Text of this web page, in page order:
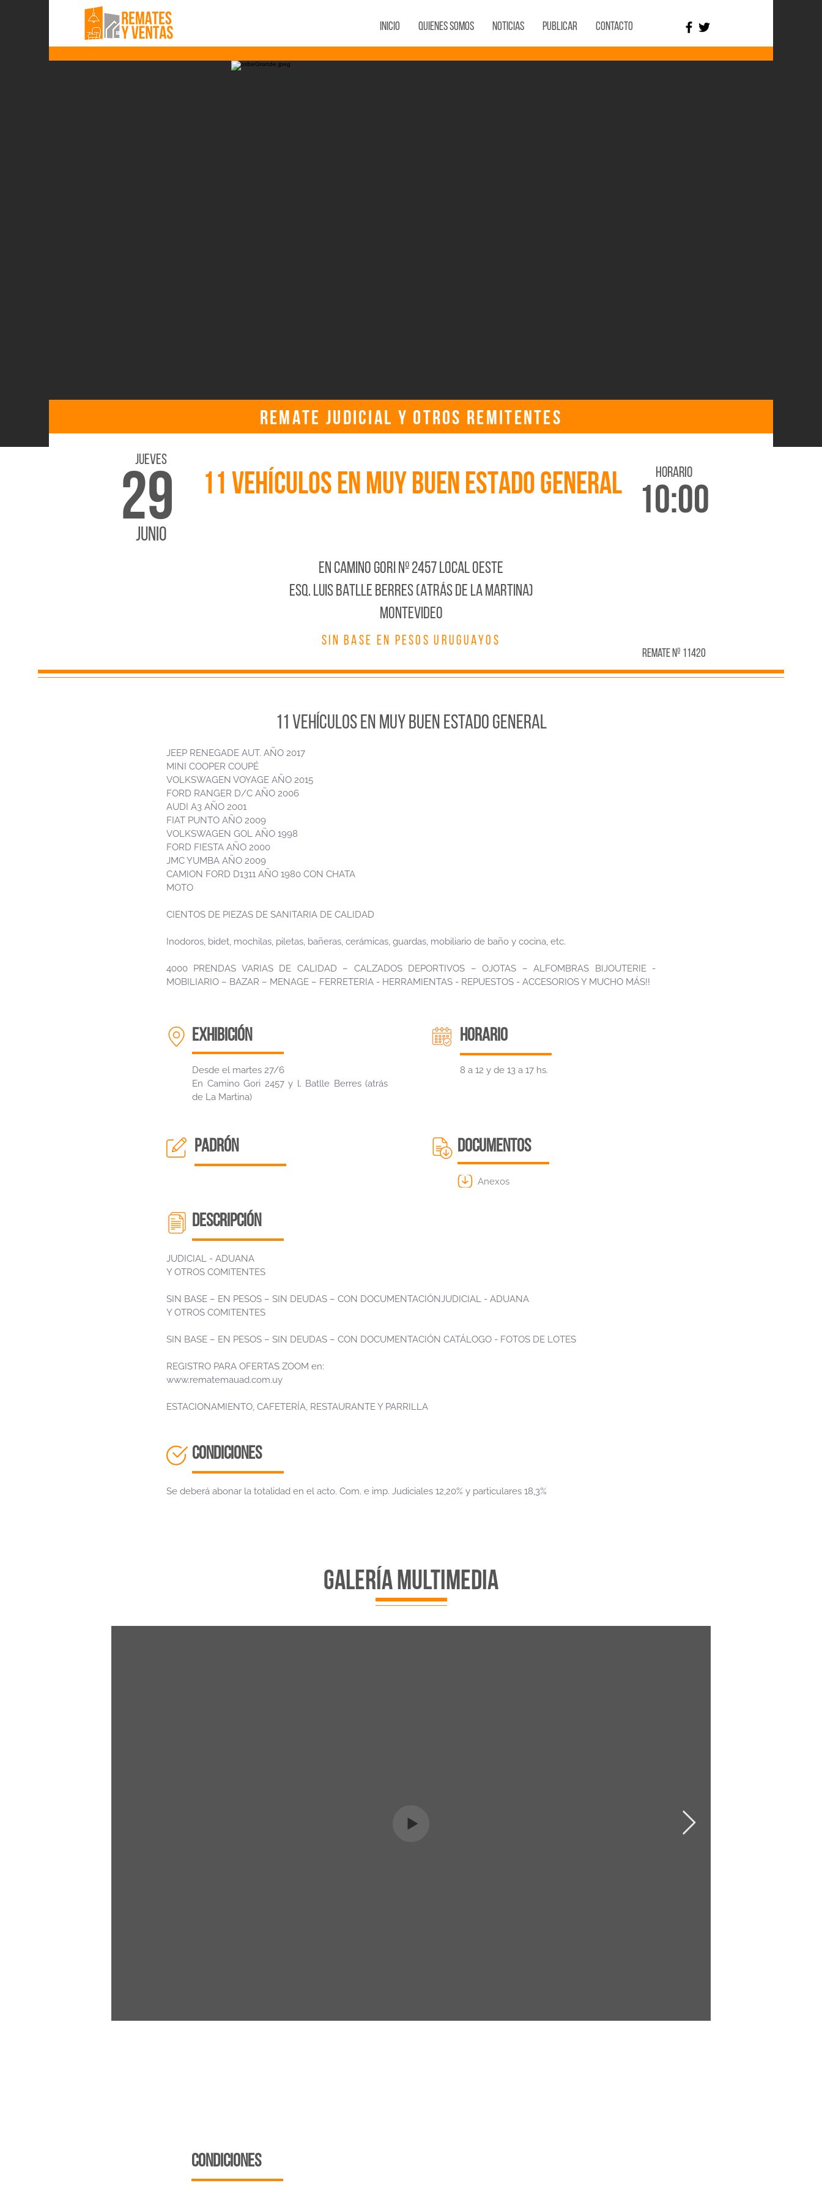
Inicio Quienes Somos Noticias Publicar Contacto
REMATE JUDICIAL Y OTROS REMITENTES
JUNIO
29
Jueves
11 VEHÍCULOS EN MUY BUEN ESTADO GENERAL horario
10:00
En CAMINO GORI Nº 2457 LOCAL OESTE
ESQ. LUIS BATLLE BERRES (ATRÁS DE LA MARTINA)
MONTEVIDEO
SIN BASE EN PESOS URUGUAYOS
Remate Nº 11420
11 VEHÍCULOS EN MUY BUEN ESTADO GENERAL
JEEP RENEGADE AUT. AÑO 2017
MINI COOPER COUPÉ
VOLKSWAGEN VOYAGE AÑO 2015
FORD RANGER D/C AÑO 2006
AUDI A3 AÑO 2001
FIAT PUNTO AÑO 2009
VOLKSWAGEN GOL AÑO 1998
FORD FIESTA AÑO 2000
JMC YUMBA AÑO 2009
CAMION FORD D1311 AÑO 1980 CON CHATA
MOTO
CIENTOS DE PIEZAS DE SANITARIA DE CALIDAD
Inodoros, bidet, mochilas, piletas, bañeras, cerámicas, guardas, mobiliario de baño y cocina, etc.
4000 PRENDAS VARIAS DE CALIDAD – CALZADOS DEPORTIVOS – OJOTAS – ALFOMBRAS BIJOUTERIE -
MOBILIARIO – BAZAR – MENAGE – FERRETERIA - HERRAMIENTAS - REPUESTOS - ACCESORIOS Y MUCHO MÁS!!
EXHIBICIÓN
Desde el martes 27/6
En Camino Gori 2457 y l. Batlle Berres (atrás
de La Martina)
HORARIO
8 a 12 y de 13 a 17 hs.
padrón DOCUMENTOS
Anexos
descripción
JUDICIAL - ADUANA
Y OTROS COMITENTES
SIN BASE – EN PESOS – SIN DEUDAS – CON DOCUMENTACIÓNJUDICIAL - ADUANA
Y OTROS COMITENTES
SIN BASE – EN PESOS – SIN DEUDAS – CON DOCUMENTACIÓN CATÁLOGO - FOTOS DE LOTES
REGISTRO PARA OFERTAS ZOOM en:
www.rematemauad.com.uy
ESTACIONAMIENTO, CAFETERÍA, RESTAURANTE Y PARRILLA
CONDICIONES
Se deberá abonar la totalidad en el acto. Com. e imp. Judiciales 12,20% y particulares 18,3%
galería multimedia
CONDICIONES